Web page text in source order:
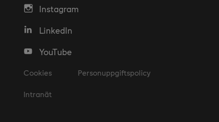
Instagram
LinkedIn
YouTube
Cookies Personuppgiftspolicy
Intranät